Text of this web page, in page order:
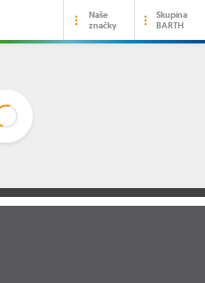
Naše
značky
Skupina
BARTH